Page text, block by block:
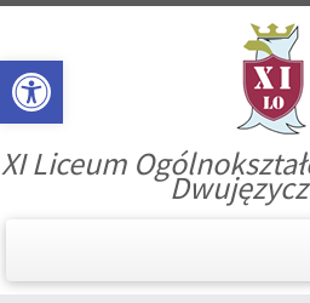
Open toolbar
XI Liceum